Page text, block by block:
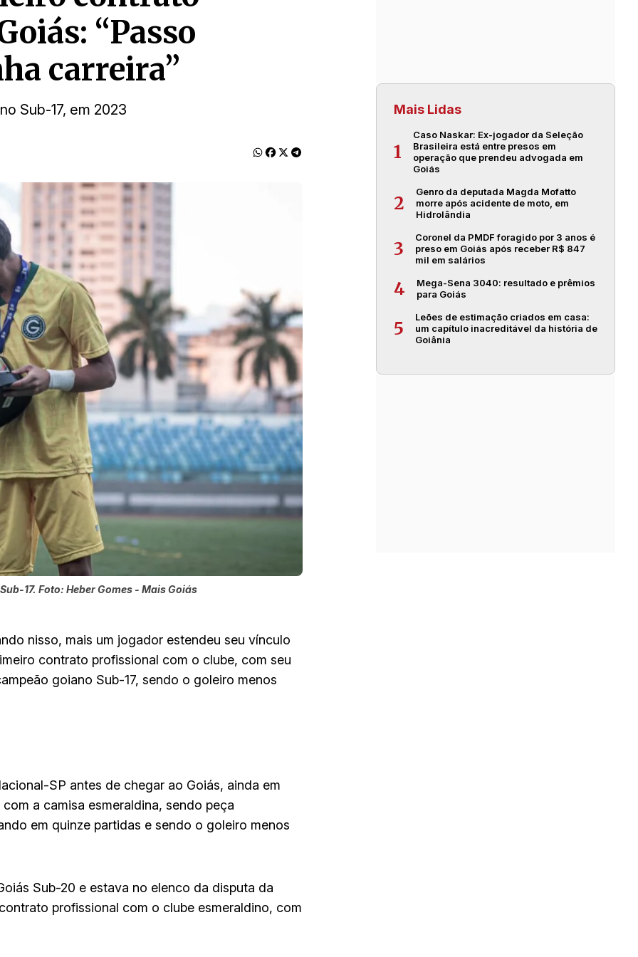
“Passo
carreira”
Sub-17, em 2023
17. Foto: Heber Gomes - Mais Goiás
nisso, mais um jogador estendeu seu vínculo
contrato profissional com o clube, com seu
goiano Sub-17, sendo o goleiro menos
SP antes de chegar ao Goiás, ainda em
a camisa esmeraldina, sendo peça
em quinze partidas e sendo o goleiro menos
Sub-20 e estava no elenco da disputa da
profissional com o clube esmeraldino, com
Mais Lidas
1
Caso Naskar: Ex-jogador da Seleção
Brasileira está entre presos em
operação que prendeu advogada em
Goiás
2
Genro da deputada Magda Mofatto
morre após acidente de moto, em
Hidrolândia
3
Coronel da PMDF foragido por 3 anos é
preso em Goiás após receber R$ 847
mil em salários
4
Mega-Sena 3040: resultado e prêmios
para Goiás
5
Leões de estimação criados em casa:
um capítulo inacreditável da história de
Goiânia